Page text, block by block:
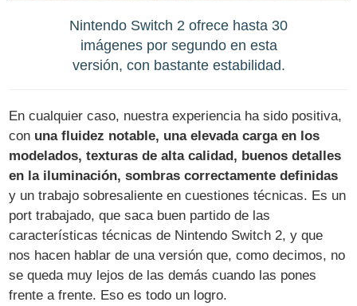
Nintendo Switch 2 ofrece hasta 30
imágenes por segundo en esta
versión, con bastante estabilidad.
En cualquier caso, nuestra experiencia ha sido positiva,
con una fluidez notable, una elevada carga en los
modelados, texturas de alta calidad, buenos detalles
en la iluminación, sombras correctamente definidas
y un trabajo sobresaliente en cuestiones técnicas. Es un
port trabajado, que saca buen partido de las
características técnicas de Nintendo Switch 2, y que
nos hacen hablar de una versión que, como decimos, no
se queda muy lejos de las demás cuando las pones
frente a frente. Eso es todo un logro.